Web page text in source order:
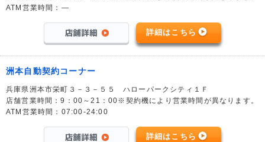
ATM営業時間：―
詳細はこちら
洲本自動契約コーナー
兵庫県洲本市栄町３－３－５５ ハローパークシティ１Ｆ
店舗営業時間：9：00～21：00※契約機により営業時間が異なります。
ATM営業時間：07:00-24:00
詳細はこちら